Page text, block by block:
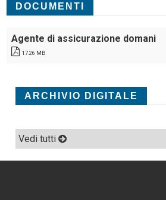
DOCUMENTI
Agente di assicurazione domani
17.26 MB
ARCHIVIO DIGITALE
Vedi tutti